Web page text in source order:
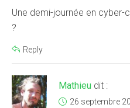
Une demi-journée en cyber-
?
Reply
Mathieu dit :
26 septembre